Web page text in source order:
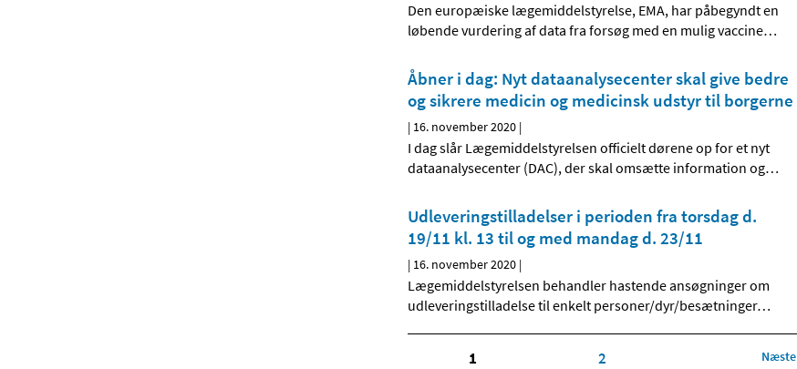
Den europæiske lægemiddelstyrelse, EMA, har påbegyndt en
løbende vurdering af data fra forsøg med en mulig vaccine…
Åbner i dag: Nyt dataanalysecenter skal give bedre
og sikrere medicin og medicinsk udstyr til borgerne
| 16. november 2020 |
I dag slår Lægemiddelstyrelsen officielt dørene op for et nyt
dataanalysecenter (DAC), der skal omsætte information og…
Udleveringstilladelser i perioden fra torsdag d.
19/11 kl. 13 til og med mandag d. 23/11
| 16. november 2020 |
Lægemiddelstyrelsen behandler hastende ansøgninger om
udleveringstilladelse til enkelt personer/dyr/besætninger…
1 2 Næste